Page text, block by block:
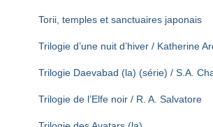
Torii, temples et sanctuaires japonais
Trilogie d’une nuit d’hiver / Katherine
Trilogie Daevabad (la) (série) / S.A.
Trilogie de l’Elfe noir / R. A. Salvatore